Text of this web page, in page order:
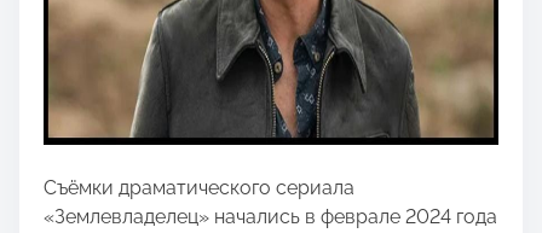
Съёмки драматического сериала
«Землевладелец» начались в феврале 2024 года